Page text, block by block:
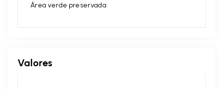
Área verde preservada
Valores